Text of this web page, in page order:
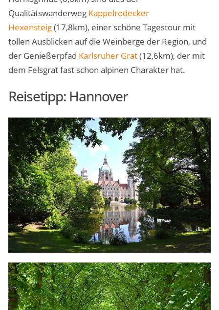
Qualitätswanderweg Kappelrodecker
Hexensteig(17,8km), einer schöne Tagestour mit
tollen Ausblicken auf die Weinberge der Region, und
der Genießerpfad Karlsruher Grat(12,6km), der mit
dem Felsgrat fast schon alpinen Charakter hat.
Reisetipp: Hannover